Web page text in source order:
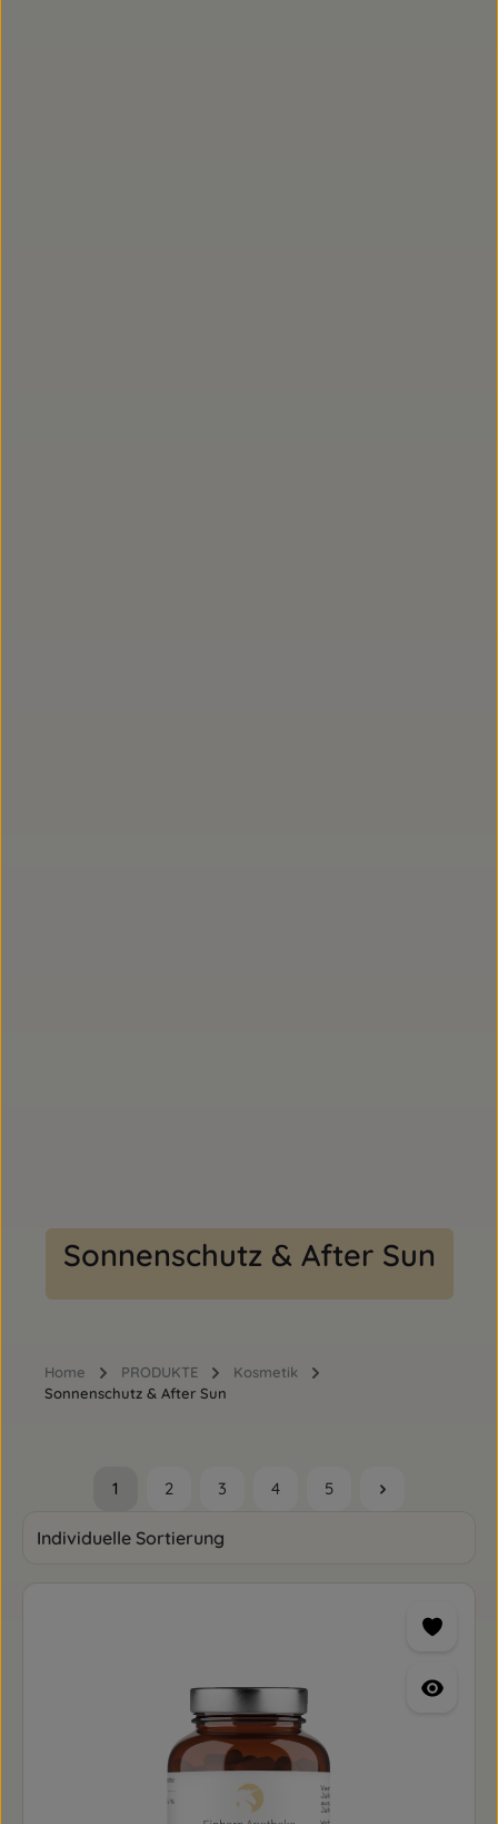
Sonnenschutz & After Sun
Home PRODUKTE
Kosmetik
Sonnenschutz & After Sun
Seite
1 Seite
2 Seite
3 Seite
4 Seite
5